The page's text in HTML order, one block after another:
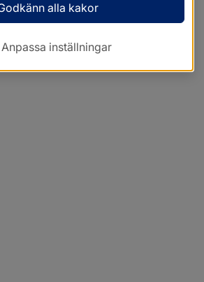
alla kakor
Anpassa inställningar